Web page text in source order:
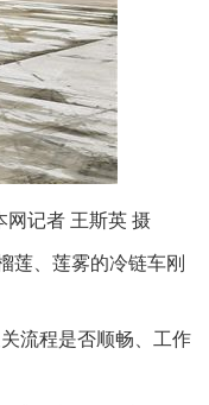
网记者 王斯英 摄
、莲雾的冷链车刚
流程是否顺畅、工作